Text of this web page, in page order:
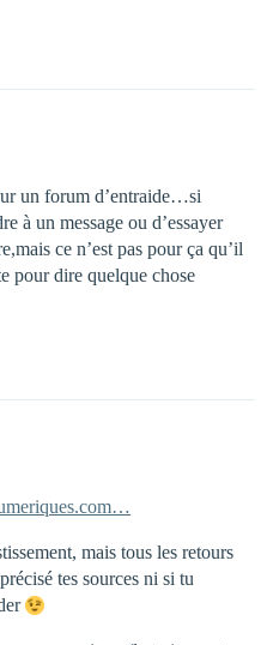
un forum d’entraide…si
à un message ou d’essayer
ce n’est pas pour ça qu’il
pour dire quelque chose
mais tous les retours
tes sources ni si tu